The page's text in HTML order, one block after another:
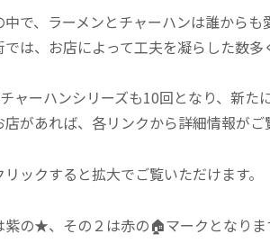
中で、ラーメンとチャーハンは誰から
は、お店によって工夫を凝らした数
ャーハンシリーズも10回となり、新た
店があれば、各リンクから詳細情報がご
ックすると拡大でご覧いただけます。
の★、その２は赤の🏠マークとなりま